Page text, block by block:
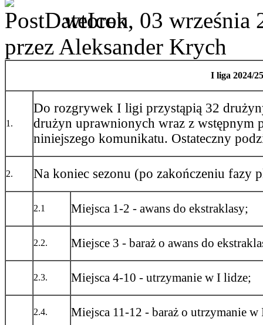
wtorek, 03 września
przez Aleksander Krych
I liga 2024/
1.
Do rozgrywek I ligi przystąpią 32
drużyn uprawnionych wraz z wstępnym
niniejszego komunikatu. Ostateczny
2. Na koniec sezonu (po zakończeniu fazy
2.1 Miejsca 1-2 - awans do ekstraklasy;
2.2. Miejsce 3 - baraż o awans do
2.3. Miejsca 4-10 - utrzymanie w I lidze;
2.4. Miejsca 11-12 - baraż o utrzymanie